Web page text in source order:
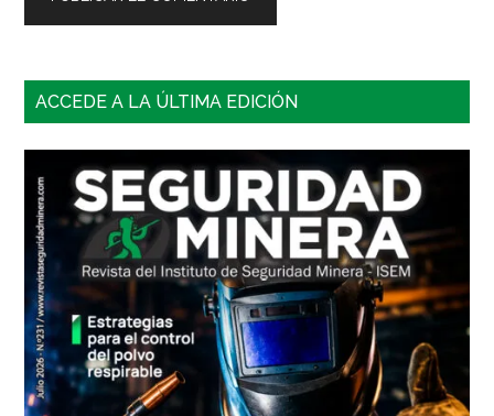
Barra
principal
ACCEDE A LA ÚLTIMA EDICIÓN